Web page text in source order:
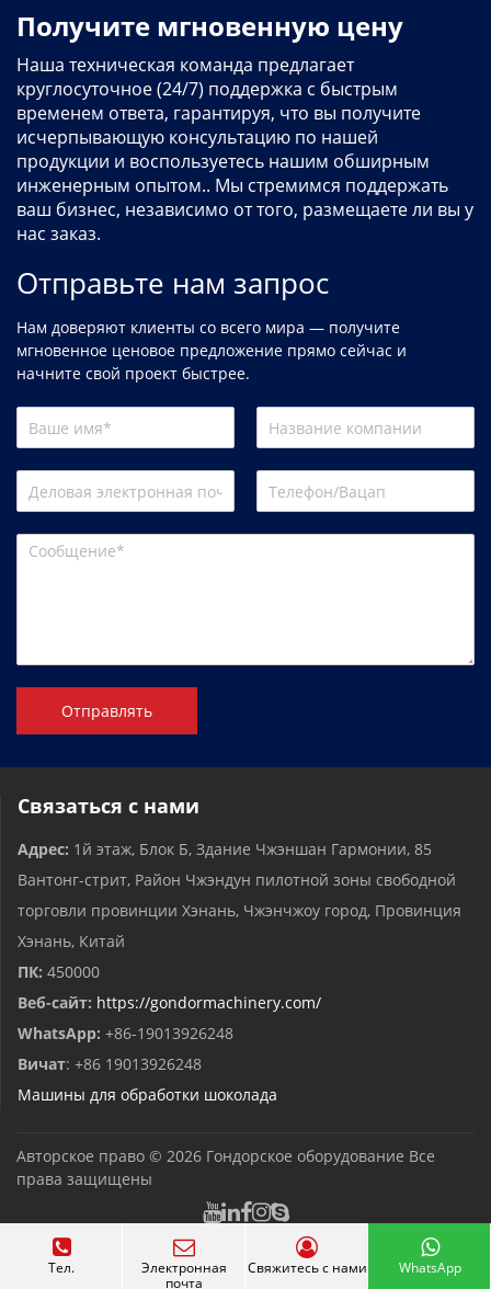
Получите мгновенную цену
Наша техническая команда предлагает
круглосуточное (24/7) поддержка с быстрым
временем ответа, гарантируя, что вы получите
исчерпывающую консультацию по нашей
продукции и воспользуетесь нашим обширным
инженерным опытом.. Мы стремимся поддержать
ваш бизнес, независимо от того, размещаете ли вы у
нас заказ.
Отправьте нам запрос
Нам доверяют клиенты со всего мира — получите
мгновенное ценовое предложение прямо сейчас и
начните свой проект быстрее.
Отправлять
Связаться с нами
Адрес: 1й этаж, Блок Б, Здание Чжэншан Гармонии, 85
Вантонг-стрит, Район Чжэндун пилотной зоны свободной
торговли провинции Хэнань, Чжэнчжоу город, Провинция
Хэнань, Китай
ПК: 450000
Веб-сайт: https://gondormachinery.com/
WhatsApp: +86-19013926248
Вичат: +86 19013926248
Машины для обработки шоколада
Авторское право © 2026 Гондорское оборудование Все
права защищены
Тел.
Электронная
почта
Свяжитесь с нами WhatsApp